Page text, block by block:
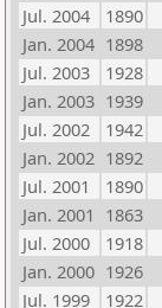
Jul. 2004
1890
Jan. 2004 1898
Jul. 2003
1928
Jan. 2003 1939
Jul. 2002
1942
Jan. 2002 1892
Jul. 2001
1890
Jan. 2001 1863
Jul. 2000
1918
Jan. 2000 1926
Jul. 1999
1922